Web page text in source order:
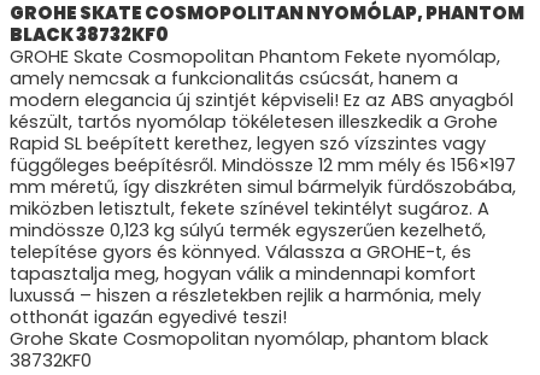
GROHE SKATE COSMOPOLITAN NYOMÓLAP, PHANTOM
BLACK 38732KF0
GROHE Skate Cosmopolitan Phantom Fekete nyomólap,
amely nemcsak a funkcionalitás csúcsát, hanem a
modern elegancia új szintjét képviseli! Ez az ABS anyagból
készült, tartós nyomólap tökéletesen illeszkedik a Grohe
Rapid SL beépített kerethez, legyen szó vízszintes vagy
függőleges beépítésről. Mindössze 12 mm mély és 156×197
mm méretű, így diszkréten simul bármelyik fürdőszobába,
miközben letisztult, fekete színével tekintélyt sugároz. A
mindössze 0,123 kg súlyú termék egyszerűen kezelhető,
telepítése gyors és könnyed. Válassza a GROHE-t, és
tapasztalja meg, hogyan válik a mindennapi komfort
luxussá – hiszen a részletekben rejlik a harmónia, mely
otthonát igazán egyedivé teszi!
Grohe Skate Cosmopolitan nyomólap, phantom black
38732KF0